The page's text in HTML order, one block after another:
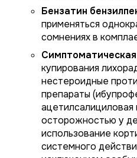
Бензатин
применяться
сомнениях в
купирования
нестероидные
препараты
ацетилсалициловая
осторожностью у
использование
системного